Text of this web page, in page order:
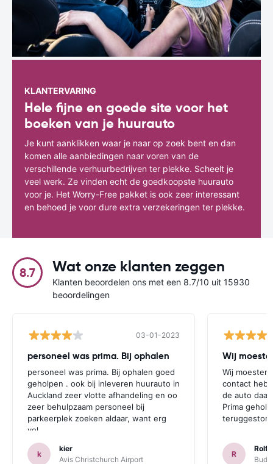
KLANTERVARING
Hele fijne en goede site voor het
boeken van je huurauto
Je kunt aanklikken waar je naar op zoek bent en dan
komen alle aanbiedingen naar voren van de
verschillende verhuurbedrijven ter plekke. Scheelt je
veel werk. Ze vinden echt de goedkoopste huurauto
voor je. Het Worry-Free pakket is ook zeer interessant
en behoed je voor dure extra verzekeringen ter plekke.
8.7 Wat onze klanten zeggen
Klanten beoordelen ons met een 8.7/10 uit 15930
beoordelingen
03-01-2023
personeel was prima. Bij ophalen
personeel was prima. Bij ophalen goed
geholpen . ook bij inleveren huurauto in
Auckland zeer vlotte afhandeling en oo
zeer behulpzaam personeel bij
parkeerplek zoeken aldaar, want erg
vol.
k
kier
Avis Christchurch Airport
Wij
Wij moesten
contact
de auto
Prima
R
Rolf